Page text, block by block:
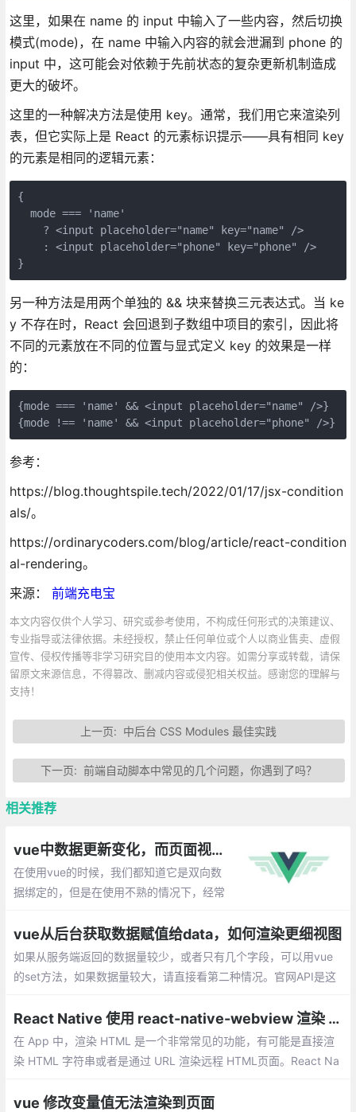
这里，如果在 name 的 input 中输入了一些内容，然后切换
模式(mode)，在 name 中输入内容的就会泄漏到 phone 的
input 中，这可能会对依赖于先前状态的复杂更新机制造成
更大的破坏。
这里的一种解决方法是使用 key。通常，我们用它来渲染列
表，但它实际上是 React 的元素标识提示——具有相同 key
的元素是相同的逻辑元素：
{
  mode === 'name'
    ? <input placeholder="name" key="name" />
    : <input placeholder="phone" key="phone" />
}
另一种方法是用两个单独的 && 块来替换三元表达式。当 ke
y 不存在时，React 会回退到子数组中项目的索引，因此将
不同的元素放在不同的位置与显式定义 key 的效果是一样
的：
{mode === 'name' && <input placeholder="name" />}
{mode !== 'name' && <input placeholder="phone" />}
参考：
https://blog.thoughtspile.tech/2022/01/17/jsx-condition
als/。
https://ordinarycoders.com/blog/article/react-condition
al-rendering。
来源： 前端充电宝
本文内容仅供个人学习、研究或参考使用，不构成任何形式的决策建议、
专业指导或法律依据。未经授权，禁止任何单位或个人以商业售卖、虚假
宣传、侵权传播等非学习研究目的使用本文内容。如需分享或转载，请保
留原文来源信息，不得篡改、删减内容或侵犯相关权益。感谢您的理解与
支持！
上一页: 中后台 CSS Modules 最佳实践
下一页: 前端自动脚本中常见的几个问题，你遇到了吗？
相关推荐
vue中数据更新变化，而页面视图未渲染的解决方案
在使用vue的时候，我们都知道它是双向数
据绑定的，但是在使用不熟的情况下，经常
触发页面渲染。下面就整理一些出现这种情
况的场景以及解决办法。
vue从后台获取数据赋值给data，如何渲染更细视图
如果从服务端返回的数据量较少，或者只有几个字段，可以用vue
的set方法，如果数据量较大，请直接看第二种情况。官网API是这
React Native 使用 react-native-webview 渲染 HTML
在 App 中，渲染 HTML 是一个非常常见的功能，有可能是直接渲
染 HTML 字符串或者是通过 URL 渲染远程 HTML页面。React Na
vue 修改变量值无法渲染到页面